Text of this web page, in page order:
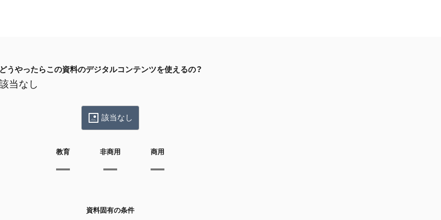
どうやったらこの資料のデジタルコンテンツを使えるの？
当なし
該当なし
教育 非商用 商用
資料固有の条件